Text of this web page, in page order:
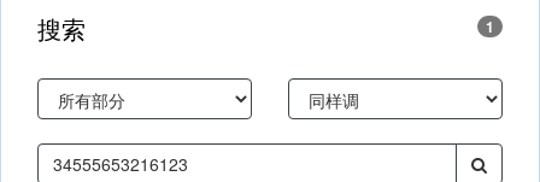
搜索 1